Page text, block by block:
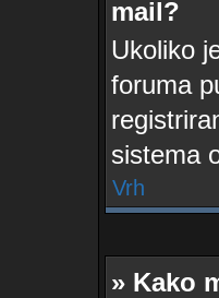
mail?
Ukoliko
foruma
sistema
Vrh
» Kako